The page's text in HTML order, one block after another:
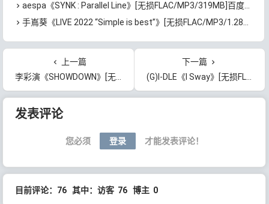
aespa《SYNK : Parallel Line》[无损FLAC/MP3/319MB]百度云网盘下载
手嶌葵《LIVE 2022 “Simple is best”》[无损FLAC/MP3/1.28GB]百度云网盘下载
上一篇
李彩演《SHOWDOWN》[无损FLAC/MP3/332MB]百度云网盘下载
下一篇
(G)I-DLE《I Sway》[无损FLAC/MP3/273MB]百度云网盘下载
文章导航
发表评论
您必须 登录 才能发表评论！
目前评论：76 其中：访客 76 博主 0